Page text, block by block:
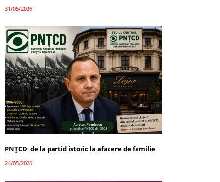
31/05/2026
PNȚCD: de la partid istoric la afacere de familie
24/05/2026